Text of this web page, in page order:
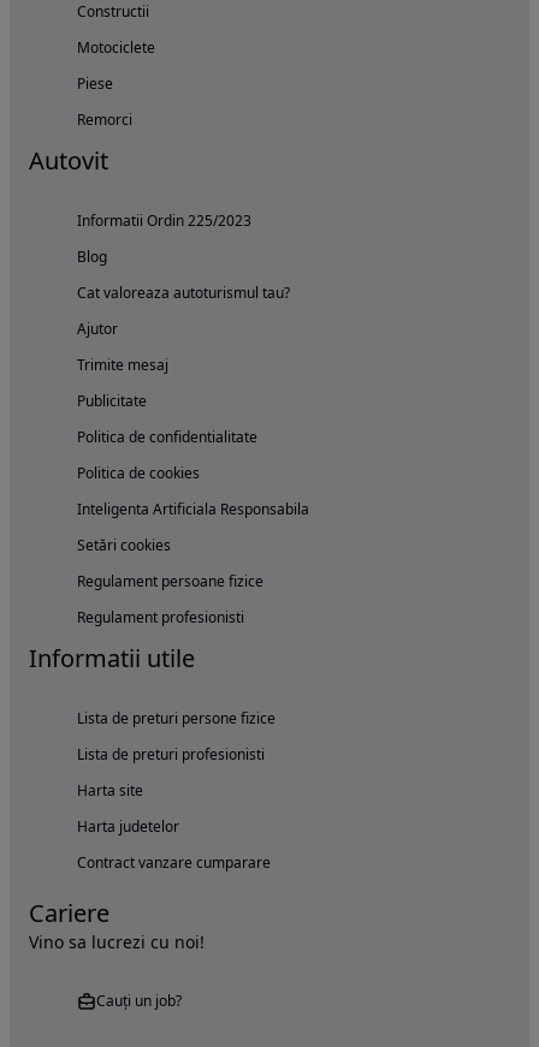
Constructii
Motociclete
Piese
Remorci
Autovit
Informatii Ordin 225/2023
Blog
Cat valoreaza autoturismul tau?
Ajutor
Trimite mesaj
Publicitate
Politica de confidentialitate
Politica de cookies
Inteligenta Artificiala Responsabila
Setări cookies
Regulament persoane fizice
Regulament profesionisti
Informatii utile
Lista de preturi persone fizice
Lista de preturi profesionisti
Harta site
Harta judetelor
Contract vanzare cumparare
Cariere
Vino sa lucrezi cu noi!
Cauți un job?